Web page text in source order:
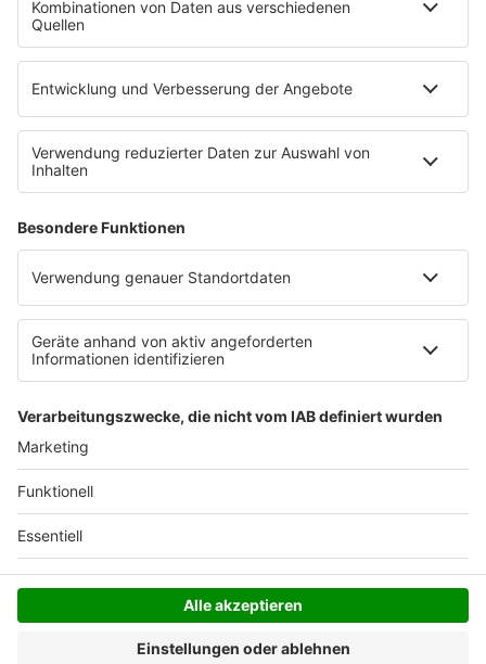
Für nur 300 Euro hat dieGemeinde Wachtbergim
rund 70 Meter langen Schotterweg angelegt, damit
Fußgänger nicht länger am Fahrbahnrand einer
Landesstraße neben 100 Stundenkilometer schnellen
Autos laufen müssen. Prompt wurde der Weg vom
Sicherheitsgründen. Ein den Vorschriften
entsprechender Fußweg sei nun in Planung - für
Kosten zwischen 100.000 und 200.000 Euro.
Anzeige
Anzeige